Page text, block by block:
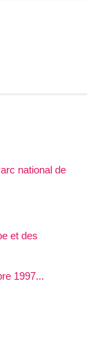
national de
et des
1997...